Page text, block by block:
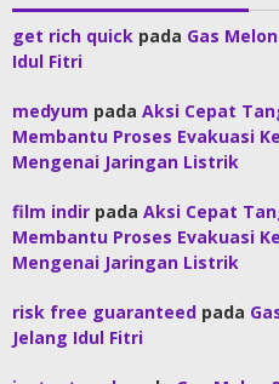
get rich quick pada Gas
Idul Fitri
medyum pada Aksi Cepat
Membantu Proses Evakuasi
Mengenai Jaringan Listrik
film indir pada Aksi Cepat
Membantu Proses Evakuasi
Mengenai Jaringan Listrik
risk free guaranteed pada
Jelang Idul Fitri